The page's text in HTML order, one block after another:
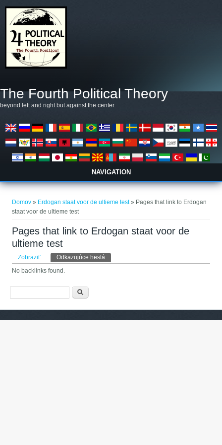
The Fourth Political Theory
beyond left and right but against the center
NAVIGATION
Domov » Erdogan staat voor de ultieme test» Pages that link to Erdogan
staat voor de ultieme test
Pages that link to Erdogan staat voor de
ultieme test
Primárne karty
Zobraziť Odkazujúce heslá
No backlinks found.
Vyhľadávanie